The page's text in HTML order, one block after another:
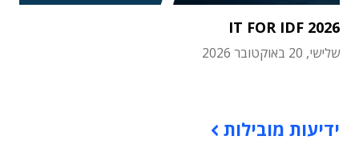
IT FOR IDF 2026
שלישי, 20 באוקטובר 2026
ידיעות מובילות